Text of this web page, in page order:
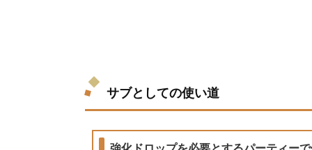
サブとしての使い道